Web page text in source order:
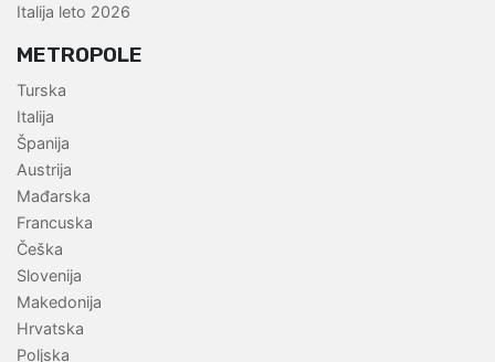
Italija leto 2026
METROPOLE
Turska
Italija
Španija
Austrija
Mađarska
Francuska
Češka
Slovenija
Makedonija
Hrvatska
Poljska